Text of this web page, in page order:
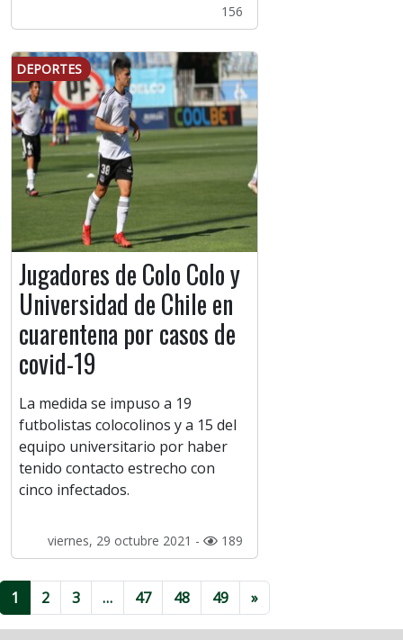
156
DEPORTES
Jugadores de Colo Colo y
Universidad de Chile en
cuarentena por casos de
covid-19
La medida se impuso a 19
futbolistas colocolinos y a 15 del
equipo universitario por haber
tenido contacto estrecho con
cinco infectados.
viernes, 29 octubre 2021 - 189
1 2 3 … 47 48 49 »